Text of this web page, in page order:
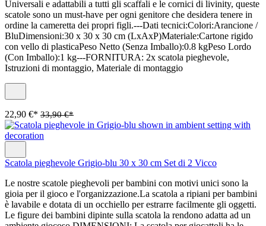
Universali e adattabili a tutti gli scaffali e le cornici di livinity, queste
scatole sono un must-have per ogni genitore che desidera tenere in
ordine la cameretta dei propri figli.---Dati tecnici:Colori:Arancione /
BluDimensioni:30 x 30 x 30 cm (LxAxP)Materiale:Cartone rigido
con vello di plasticaPeso Netto (Senza Imballo):0.8 kgPeso Lordo
(Con Imballo):1 kg---FORNITURA: 2x scatola pieghevole,
Istruzioni di montaggio, Materiale di montaggio
22,90 €* 33,90 €*
Scatola pieghevole Grigio-blu 30 x 30 cm Set di 2 Vicco
Le nostre scatole pieghevoli per bambini con motivi unici sono la
gioia per il gioco e l'organizzazione.La scatola a ripiani per bambini
è lavabile e dotata di un occhiello per estrarre facilmente gli oggetti.
Le figure dei bambini dipinte sulla scatola la rendono adatta ad un